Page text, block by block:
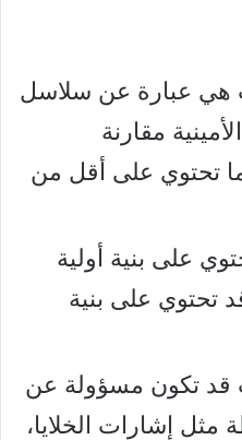
هي عبارة عن سلاسل
مقارنة
ما تحتوي على أقل من
على بنية أولية
تحتوي على بنية
قد تكون مسؤولة عن
إشارات الخلايا،